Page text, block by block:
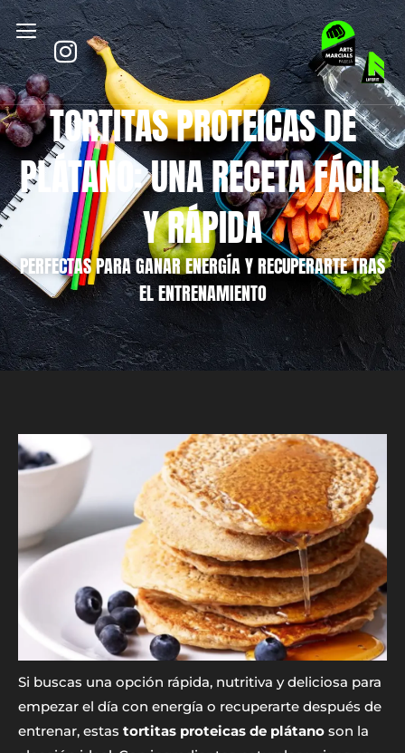
TORTITAS PROTEICAS DE
PLÁTANO: UNA RECETA FÁCIL
Y RÁPIDA
PERFECTAS PARA GANAR ENERGÍA Y RECUPERARTE TRAS
EL ENTRENAMIENTO
Si buscas una opción rápida, nutritiva y deliciosa para
empezar el día con energía o recuperarte después de
entrenar, estas tortitas proteicas de plátano son la